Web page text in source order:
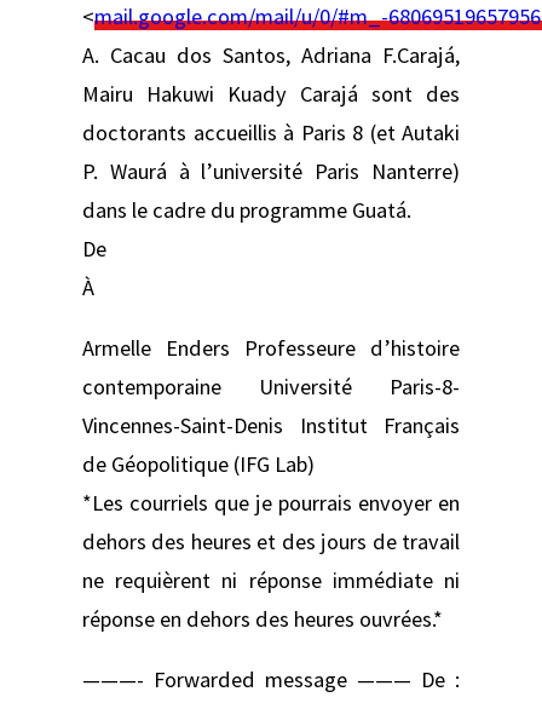
<mail.google.com/mail/u/0/#m_-
A. Cacau dos Santos, Adriana F.Carajá,
Mairu Hakuwi Kuady Carajá sont des
doctorants accueillis à Paris 8 (et Autaki
P. Waurá à l’université Paris Nanterre)
dans le cadre du programme Guatá.
De
À
Armelle Enders Professeure d’histoire
contemporaine Université Paris-8-
Vincennes-Saint-Denis Institut Français
de Géopolitique (IFG Lab)
*Les courriels que je pourrais envoyer en
dehors des heures et des jours de travail
ne requièrent ni réponse immédiate ni
réponse en dehors des heures ouvrées.*
———- Forwarded message ——— De :